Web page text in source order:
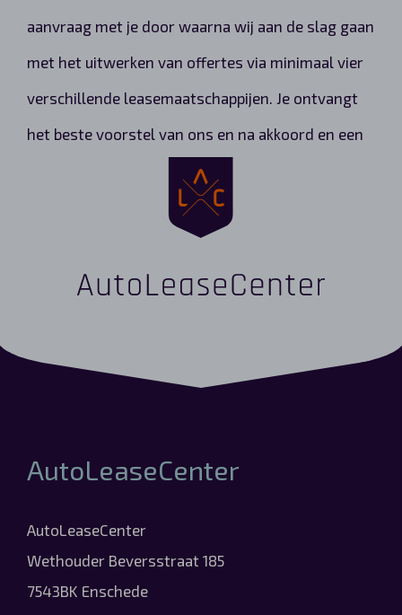
aanvraag met je door waarna wij aan de slag gaan
met het uitwerken van offertes via minimaal vier
verschillende leasemaatschappijen. Je ontvangt
het beste voorstel van ons en na akkoord en een
positieve afronding kunt je onbezorgd rijden in
jouw nieuwe BMW lease auto!
AutoLeaseCenter
AutoLeaseCenter
Wethouder Beversstraat 185
7543BK Enschede